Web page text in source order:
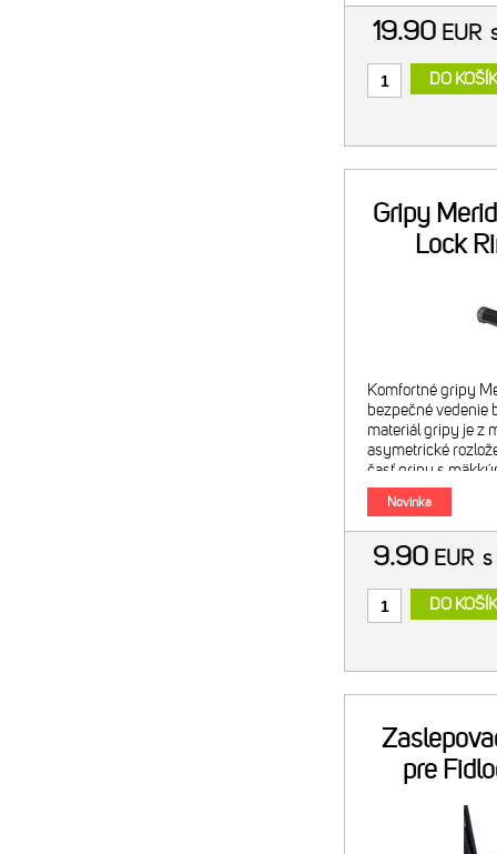
19.90 EUR
DO
Gripy
Lock
Komfortné gripy
bezpečné vedenie
materiál gripy je z
asymetrické
časť gripu s
- spodná časť
pre maximálny grip
Novinka
9.90 EUR s
DO
pre